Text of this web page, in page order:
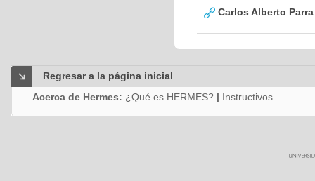
Carlos Alberto
Regresar a la página inicial
Acerca de Hermes: ¿Qué es HERMES? | Instructivos